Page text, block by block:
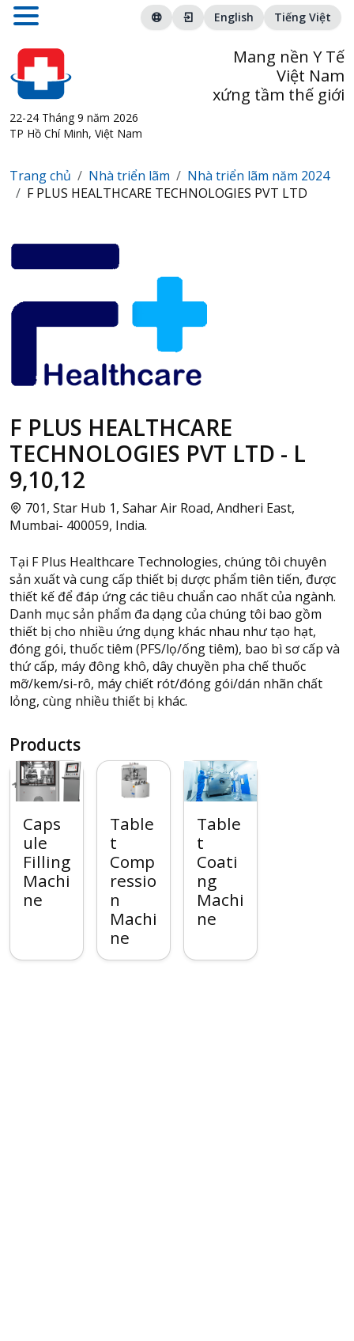
English Tiếng Việt
22-24 Tháng 9 năm 2026
TP Hồ Chí Minh, Việt Nam
Mang nền Y Tế
Việt Nam
xứng tầm thế giới
Trang chủ Nhà triển lãm
Nhà triển lãm năm 2024
F PLUS HEALTHCARE TECHNOLOGIES PVT LTD
F PLUS HEALTHCARE
TECHNOLOGIES PVT LTD - L
9,10,12
701, Star Hub 1, Sahar Air Road, Andheri East,
Mumbai- 400059, India.
Tại F Plus Healthcare Technologies, chúng tôi chuyên
sản xuất và cung cấp thiết bị dược phẩm tiên tiến, được
thiết kế để đáp ứng các tiêu chuẩn cao nhất của ngành.
Danh mục sản phẩm đa dạng của chúng tôi bao gồm
thiết bị cho nhiều ứng dụng khác nhau như tạo hạt,
đóng gói, thuốc tiêm (PFS/lọ/ống tiêm), bao bì sơ cấp và
thứ cấp, máy đông khô, dây chuyền pha chế thuốc
mỡ/kem/si-rô, máy chiết rót/đóng gói/dán nhãn chất
lỏng, cùng nhiều thiết bị khác.
Products
Caps
ule
Filling
Machi
ne
Table
t
Comp
ressio
n
Machi
ne
Table
t
Coati
ng
Machi
ne